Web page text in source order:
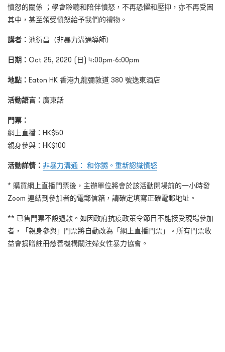
憤怒的關係 ；學會聆聽和陪伴憤怒，不再恐懼和壓抑，亦不再受困
其中，甚至領受憤怒給予我們的禮物。
講者： 池衍昌（非暴力溝通導師）
日期： Oct 25, 2020 (日) 4:00pm-6:00pm
地點： Eaton HK 香港九龍彌敦道 380 號逸東酒店
活動語言： 廣東話
門票：
網上直播：HK$50
親身參與：HK$100
活動詳情： 非暴力溝通： 和你嬲。重新認識憤怒
* 購買網上直播門票後，主辦單位將會於該活動開場前的一小時發
Zoom 連結到參加者的電郵信箱，請確定填寫正確電郵地址。
** 已售門票不設退款。如因政府抗疫政策令節目不能接受現場參加
者，「親身參與」門票將自動改為「網上直播門票」。所有門票收
益會捐贈註冊慈善機構關注婦女性暴力協會。